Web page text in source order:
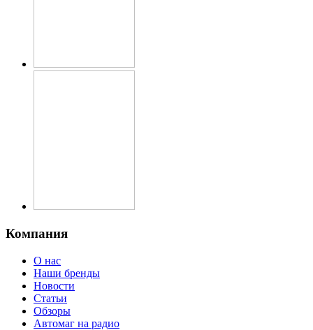
Компания
О нас
Наши бренды
Новости
Статьи
Обзоры
Автомаг на радио